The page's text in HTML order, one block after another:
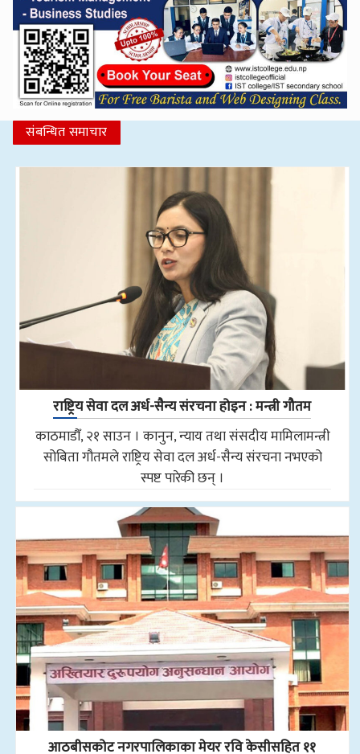
संबन्धित समाचार
राष्ट्रिय सेवा दल अर्ध-सैन्य संरचना होइन : मन्त्री गौतम
काठमाडौँ, २१ साउन । कानुन, न्याय तथा संसदीय मामिलामन्त्री
सोबिता गौतमले राष्ट्रिय सेवा दल अर्ध-सैन्य संरचना नभएको
स्पष्ट पारेकी छन् ।
आठबीसकोट नगरपालिकाका मेयर रवि केसीसहित ११